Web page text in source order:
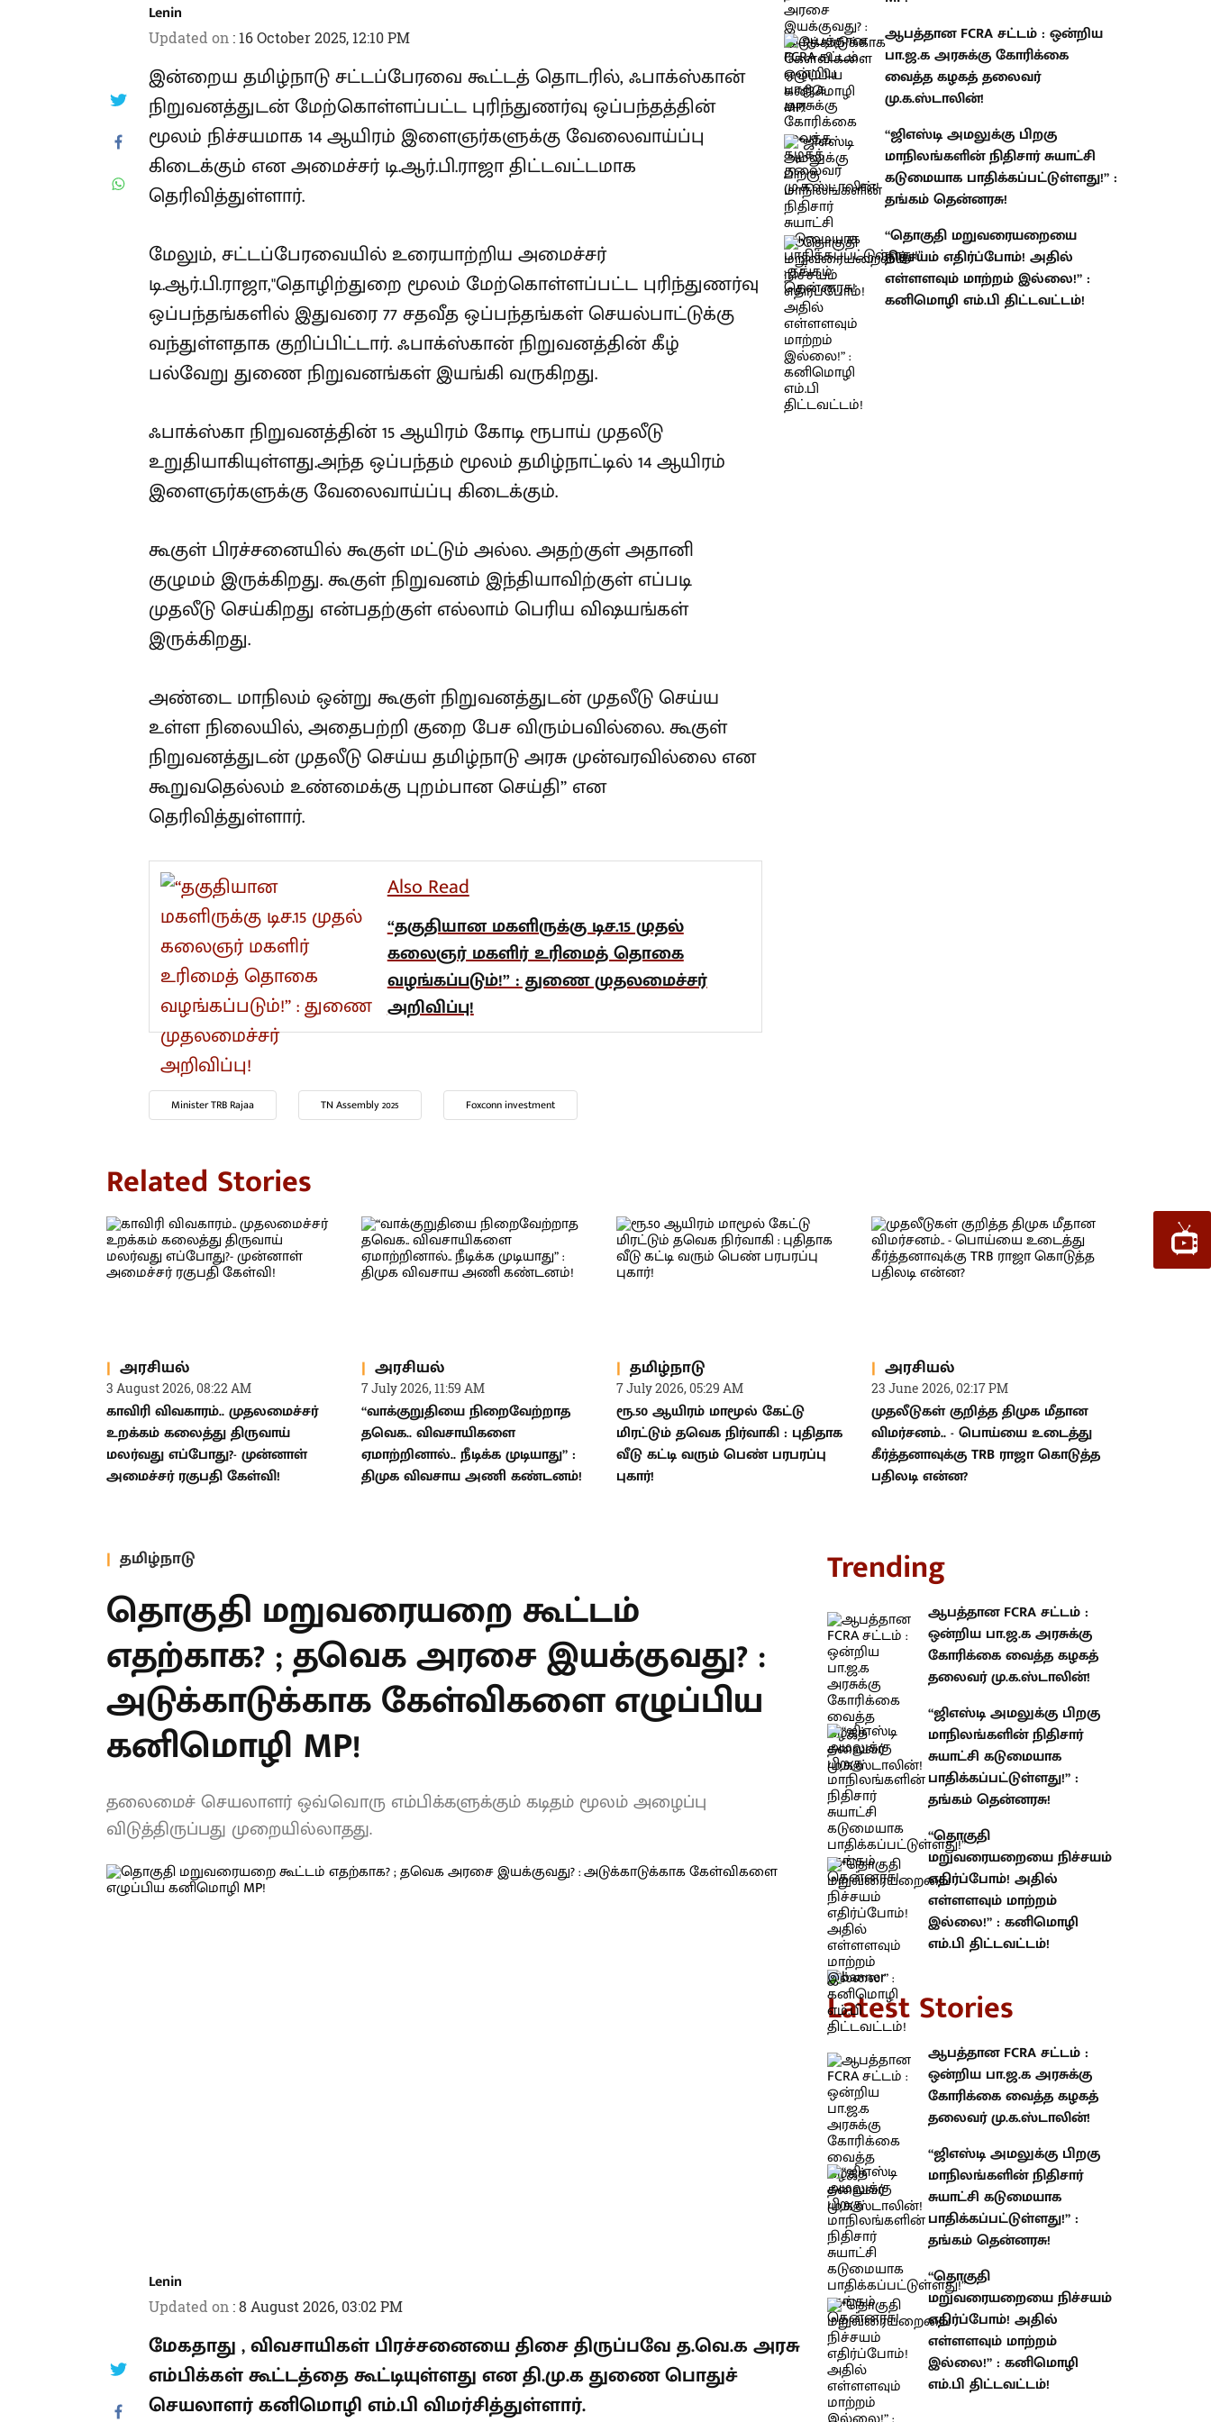
Lenin
Updated on : 16 October 2025, 12:10 PM
இன்றைய தமிழ்நாடு சட்டப்பேரவை கூட்டத் தொடரில், ஃபாக்ஸ்கான்
நிறுவனத்துடன் மேற்கொள்ளப்பட்ட புரிந்துணர்வு ஒப்பந்தத்தின்
மூலம் நிச்சயமாக 14 ஆயிரம் இளைஞர்களுக்கு வேலைவாய்ப்பு
கிடைக்கும் என அமைச்சர் டி.ஆர்.பி.ராஜா திட்டவட்டமாக
தெரிவித்துள்ளார்.
மேலும், சட்டப்பேரவையில் உரையாற்றிய அமைச்சர்
டி.ஆர்.பி.ராஜா,"தொழிற்துறை மூலம் மேற்கொள்ளப்பட்ட புரிந்துணர்வு
ஒப்பந்தங்களில் இதுவரை 77 சதவீத ஒப்பந்தங்கள் செயல்பாட்டுக்கு
வந்துள்ளதாக குறிப்பிட்டார். ஃபாக்ஸ்கான் நிறுவனத்தின் கீழ்
பல்வேறு துணை நிறுவனங்கள் இயங்கி வருகிறது.
ஃபாக்ஸ்கா நிறுவனத்தின் 15 ஆயிரம் கோடி ரூபாய் முதலீடு
உறுதியாகியுள்ளது.அந்த ஒப்பந்தம் மூலம் தமிழ்நாட்டில் 14 ஆயிரம்
இளைஞர்களுக்கு வேலைவாய்ப்பு கிடைக்கும்.
கூகுள் பிரச்சனையில் கூகுள் மட்டும் அல்ல. அதற்குள் அதானி
குழுமம் இருக்கிறது. கூகுள் நிறுவனம் இந்தியாவிற்குள் எப்படி
முதலீடு செய்கிறது என்பதற்குள் எல்லாம் பெரிய விஷயங்கள்
இருக்கிறது.
அண்டை மாநிலம் ஒன்று கூகுள் நிறுவனத்துடன் முதலீடு செய்ய
உள்ள நிலையில், அதைபற்றி குறை பேச விரும்பவில்லை. கூகுள்
நிறுவனத்துடன் முதலீடு செய்ய தமிழ்நாடு அரசு முன்வரவில்லை என
கூறுவதெல்லம் உண்மைக்கு புறம்பான செய்தி” என
தெரிவித்துள்ளார்.
Also Read
“தகுதியான மகளிருக்கு டிச.15 முதல்
கலைஞர் மகளிர் உரிமைத் தொகை
வழங்கப்படும்!” : துணை முதலமைச்சர்
அறிவிப்பு!
Minister TRB Rajaa TN Assembly 2025 Foxconn investment
ஆபத்தான FCRA சட்டம் : ஒன்றிய
பா.ஜ.க அரசுக்கு கோரிக்கை
வைத்த கழகத் தலைவர்
மு.க.ஸ்டாலின்!
“ஜிஎஸ்டி அமலுக்கு பிறகு
மாநிலங்களின் நிதிசார் சுயாட்சி
கடுமையாக பாதிக்கப்பட்டுள்ளது!” :
தங்கம் தென்னரசு!
“தொகுதி மறுவரையறையை
நிச்சயம் எதிர்ப்போம்! அதில்
எள்ளளவும் மாற்றம் இல்லை!” :
கனிமொழி எம்.பி திட்டவட்டம்!
Related Stories
அரசியல்
3 August 2026, 08:22 AM
காவிரி விவகாரம்.. முதலமைச்சர்
உறக்கம் கலைத்து திருவாய்
மலர்வது எப்போது?- முன்னாள்
அமைச்சர் ரகுபதி கேள்வி!
அரசியல்
7 July 2026, 11:59 AM
“வாக்குறுதியை நிறைவேற்றாத
தவெக.. விவசாயிகளை
ஏமாற்றினால்.. நீடிக்க முடியாது” :
திமுக விவசாய அணி கண்டனம்!
தமிழ்நாடு
7 July 2026, 05:29 AM
ரூ.50 ஆயிரம் மாமூல் கேட்டு
மிரட்டும் தவெக நிர்வாகி : புதிதாக
வீடு கட்டி வரும் பெண் பரபரப்பு
புகார்!
அரசியல்
23 June 2026, 02:17 PM
முதலீடுகள் குறித்த திமுக மீதான
விமர்சனம்.. - பொய்யை உடைத்து
கீர்த்தனாவுக்கு TRB ராஜா கொடுத்த
பதிலடி என்ன?
தமிழ்நாடு
தொகுதி மறுவரையறை கூட்டம்
எதற்காக? ; தவெக அரசை இயக்குவது?
: அடுக்காடுக்காக கேள்விகளை
எழுப்பிய கனிமொழி MP!
தலைமைச் செயலாளர் ஒவ்வொரு எம்பிக்களுக்கும் கடிதம் மூலம் அழைப்பு
விடுத்திருப்பது முறையில்லாதது.
Updated on
மேகதாது , விவசாயிகள் பிரச்சனையை திசை திருப்பவே த.வெ.க
அரசு எம்பிக்கள் கூட்டத்தை கூட்டியுள்ளது என தி.மு.க துணை
பொதுச் செயலாளர் கனிமொழி எம்.பி விமர்சித்துள்ளார்.
Trending
ஆபத்தான FCRA சட்டம் : ஒன்றிய
பா.ஜ.க அரசுக்கு கோரிக்கை
வைத்த கழகத் தலைவர்
மு.க.ஸ்டாலின்!
“ஜிஎஸ்டி அமலுக்கு பிறகு
மாநிலங்களின் நிதிசார் சுயாட்சி
கடுமையாக பாதிக்கப்பட்டுள்ளது!” :
தங்கம் தென்னரசு!
“தொகுதி மறுவரையறையை
நிச்சயம் எதிர்ப்போம்! அதில்
எள்ளளவும் மாற்றம் இல்லை!” :
கனிமொழி எம்.பி திட்டவட்டம்!
Latest Stories
ஆபத்தான FCRA சட்டம் : ஒன்றிய
பா.ஜ.க அரசுக்கு கோரிக்கை
வைத்த கழகத் தலைவர்
மு.க.ஸ்டாலின்!
“ஜிஎஸ்டி அமலுக்கு பிறகு
மாநிலங்களின் நிதிசார் சுயாட்சி
கடுமையாக பாதிக்கப்பட்டுள்ளது!” :
தங்கம் தென்னரசு!
“தொகுதி மறுவரையறையை
நிச்சயம் எதிர்ப்போம்! அதில்
எள்ளளவும் மாற்றம் இல்லை!” :
கனிமொழி எம்.பி திட்டவட்டம்!